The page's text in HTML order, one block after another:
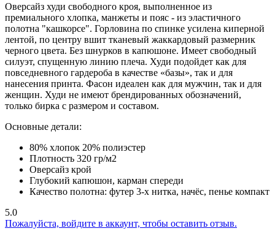
Оверсайз худи свободного кроя, выполненное из
премиального хлопка, манжеты и пояс - из эластичного
полотна "кашкорсе". Горловина по спинке усилена киперной
лентой, по центру вшит тканевый жаккардовый размерник
черного цвета. Без шнурков в капюшоне. Имеет свободный
силуэт, спущенную линию плеча. Худи подойдет как для
повседневного гардероба в качестве «базы», так и для
нанесения принта. Фасон идеален как для мужчин, так и для
женщин. Худи не имеют брендированных обозначений,
только бирка с размером и составом.
Основные детали:
80% хлопок 20% полиэстер
Плотность 320 гр/м2
Оверсайз крой
Глубокий капюшон, карман спереди
Качество полотна: футер 3-х нитка, начёс, пенье компакт
5.0
Пожалуйста, войдите в аккаунт, чтобы оставить отзыв.